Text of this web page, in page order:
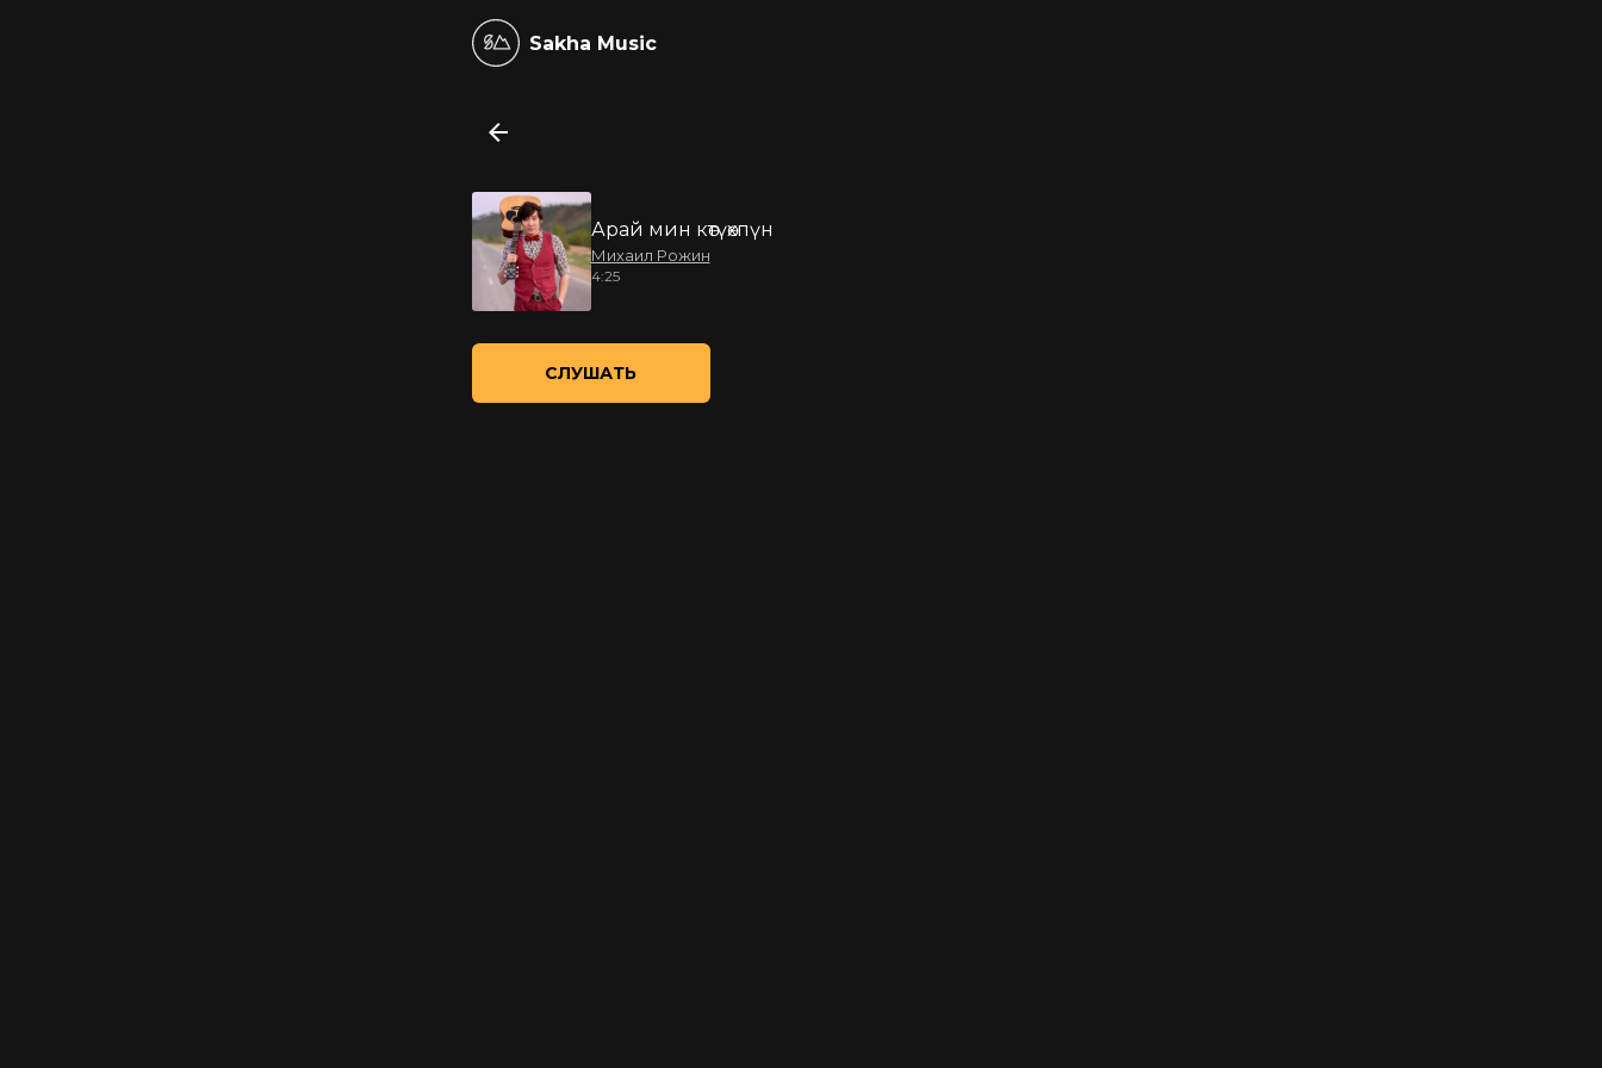
Sakha Music
Арай мин көтүөхпүн
Михаил Рожин
4:25
СЛУШАТЬ